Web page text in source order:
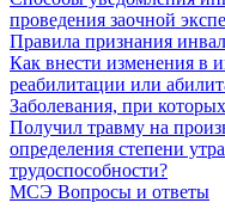
проведения заочной
Правила признания
Как внести изменения в
реабилитации или
Заболевания, при
Получил травму на
определения степени
трудоспособности?
МСЭ Вопросы и ответы